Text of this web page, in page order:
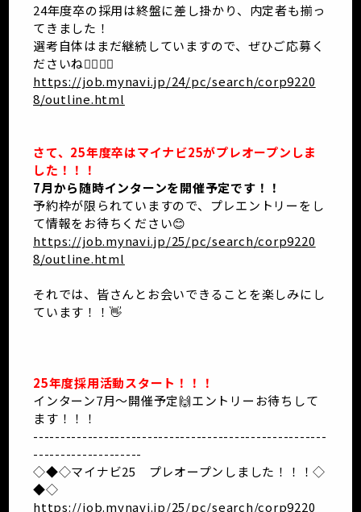
24年度卒の採用は終盤に差し掛かり、内定者も揃っ
てきました！
選考自体はまだ継続していますので、ぜひご応募く
ださいね💁‍♀️💁‍♂️
https://job.mynavi.jp/24/pc/search/corp9220
8/outline.html
さて、25年度卒はマイナビ25がプレオープンしま
した！！！
7月から随時インターンを開催予定です！！
予約枠が限られていますので、プレエントリーをし
て情報をお待ちください😊
https://job.mynavi.jp/25/pc/search/corp9220
8/outline.html
それでは、皆さんとお会いできることを楽しみにし
ています！！👋
25年度採用活動スタート！！！
インターン7月～開催予定🙌エントリーお待ちして
ます！！！
------------------------------------------------------
--------------------
◇◆◇マイナビ25 プレオープンしました！！！◇
◆◇
https://job.mynavi.jp/25/pc/search/corp9220